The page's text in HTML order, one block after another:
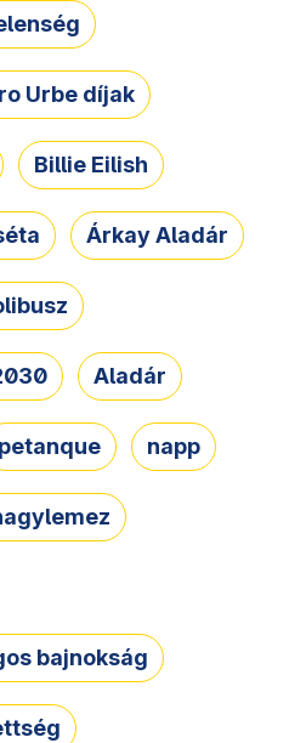
Urbe díjak
Billie Eilish
Árkay Aladár
Aladár
petanque napp
bajnokság